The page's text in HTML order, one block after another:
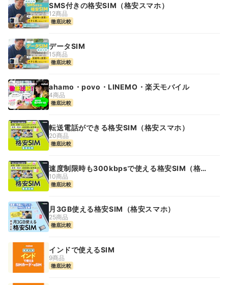
SMS付きの格安SIM（格安スマホ）
12商品
徹底比較
データSIM
15商品
徹底比較
ahamo・povo・LINEMO・楽天モバイル
4商品
徹底比較
転送電話ができる格安SIM（格安スマホ）
20商品
徹底比較
速度制限時も300kbpsで使える格安SIM（格安
スマホ）
10商品
徹底比較
月3GB使える格安SIM（格安スマホ）
25商品
徹底比較
インドで使えるSIM
9商品
徹底比較